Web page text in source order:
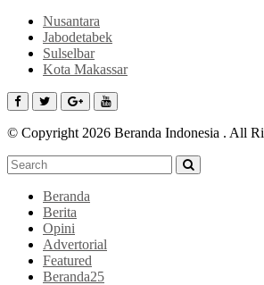
Nusantara
Jabodetabek
Sulselbar
Kota Makassar
© Copyright 2026 Beranda Indonesia . All
Beranda
Berita
Opini
Advertorial
Featured
Beranda25